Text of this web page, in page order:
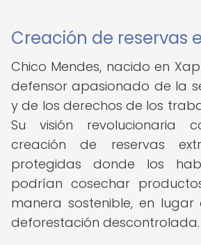
Creación de reservas
Chico Mendes, nacido en
defensor apasionado de la
y de los derechos de los
Su visión revolucionaria
creación de reservas
protegidas donde los
podrían cosechar
manera sostenible, en
deforestación descontrolada.